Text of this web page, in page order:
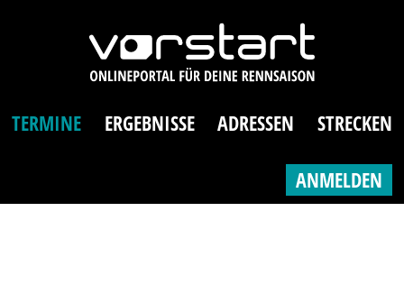
TERMINE ERGEBNISSE ADRESSEN STRECKEN
ANMELDEN